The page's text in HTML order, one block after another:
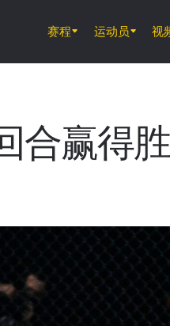
赛程 运动员 视
合赢得